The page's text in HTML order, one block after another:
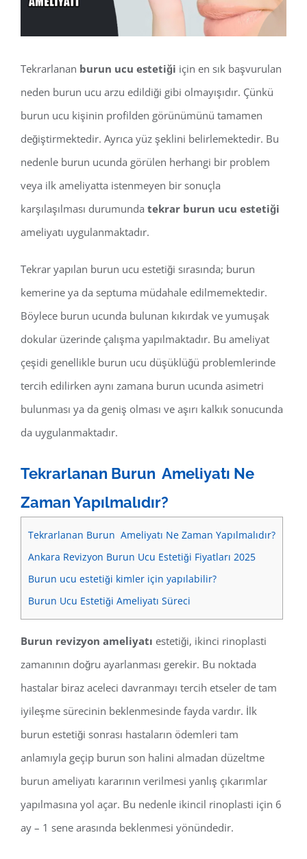
Tekrarlanan burun ucu estetiği için en sık başvurulan
neden burun ucu arzu edildiği gibi olmayışıdır. Çünkü
burun ucu kişinin profilden görünümünü tamamen
değiştirmektedir. Ayrıca yüz şeklini belirlemektedir. Bu
nedenle burun ucunda görülen herhangi bir problem
veya ilk ameliyatta istenmeyen bir sonuçla
karşılaşılması durumunda tekrar burun ucu estetiği
ameliyatı uygulanmaktadır.
Tekrar yapılan burun ucu estetiği sırasında; burun
kemerine ya da septuma müdahale edilmemektedir.
Böylece burun ucunda bulunan kıkırdak ve yumuşak
dokular üzerinde çalışma yapılmaktadır. Bu ameliyat
çeşidi genellikle burun ucu düşüklüğü problemlerinde
tercih edilirken aynı zamana burun ucunda asimetri
bulunması ya da geniş olması ve aşırı kalkık sonucunda
da uygulanmaktadır.
Tekrarlanan Burun Ameliyatı Ne
Zaman Yapılmalıdır?
Tekrarlanan Burun Ameliyatı Ne Zaman Yapılmalıdır?
Ankara Revizyon Burun Ucu Estetiği Fiyatları 2025
Burun ucu estetiği kimler için yapılabilir?
Burun Ucu Estetiği Ameliyatı Süreci
Burun revizyon ameliyatı estetiği, ikinci rinoplasti
zamanının doğru ayarlanması gerekir. Bu noktada
hastalar biraz aceleci davranmayı tercih etseler de tam
iyileşme sürecinin beklenmesinde fayda vardır. İlk
burun estetiği sonrası hastaların ödemleri tam
anlamıyla geçip burun son halini almadan düzeltme
burun ameliyatı kararının verilmesi yanlış çıkarımlar
yapılmasına yol açar. Bu nedenle ikincil rinoplasti için 6
ay – 1 sene arasında beklenmesi yönündedir.